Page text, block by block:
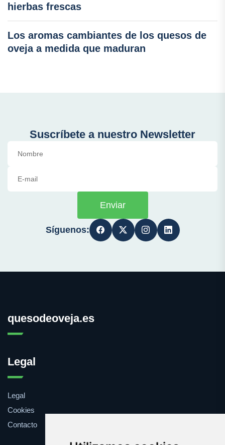
hierbas frescas
Los aromas cambiantes de los quesos de
oveja a medida que maduran
Suscríbete a nuestro Newsletter
Enviar
Síguenos:
quesodeoveja.es
Legal
Legal
Cookies
Contacto